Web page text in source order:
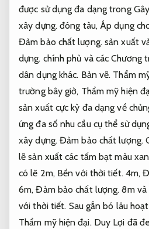
được sử dụng đa dạng trong
xây dựng.đóng tàu,Áp dụng
Đảm bảo chất lượng.sản xuất
dựng. chính phủ và các Chương
dân dụng khác. Bản vẽ. Thẩm
trường bây giờ, Thẩm mỹ hiện
sản xuất cực kỳ đa dạng về
ứng đa số nhu cầu cụ thể sử
xây dựng. Đảm bảo chất lượng.
lẽ sản xuất các tấm bạt màu
có lẽ 2m, Bền với thời tiết.4m,
6m,Đảm bảo chất lượng. 8m và
với thời tiết. Sau gắn bó lâu
Thẩm mỹ hiện đại.Duy Lợi đã